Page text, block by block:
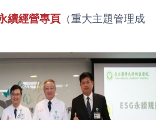
續經營專頁 （重大主題管理成